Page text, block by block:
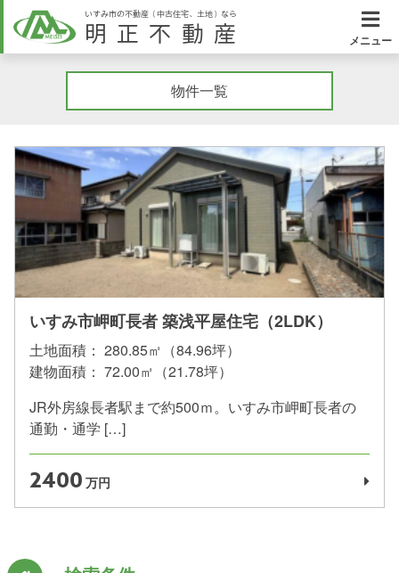
いすみ市の不動産（中古住宅、土地）なら
明正不動産 メニュー
物件一覧
いすみ市岬町長者 築浅平屋住宅（2LDK）
土地面積： 280.85㎡（84.96坪）
建物面積： 72.00㎡（21.78坪）
JR外房線長者駅まで約500ｍ。いすみ市岬町長者の
通勤・通学 […]
2400万円